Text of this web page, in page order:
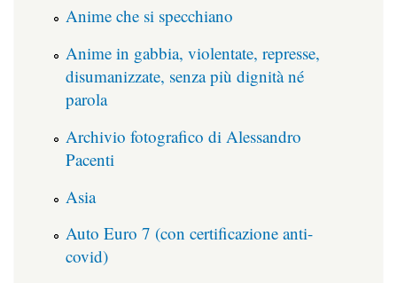
Anime che si specchiano
Anime in gabbia, violentate, represse,
disumanizzate, senza più dignità né
parola
Archivio fotografico di Alessandro
Pacenti
Asia
Auto Euro 7 (con certificazione anti-
covid)